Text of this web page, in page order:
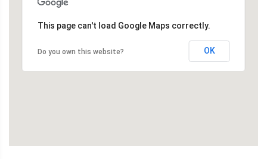
This page can't load Google Maps correctly.
Do you own this website? OK